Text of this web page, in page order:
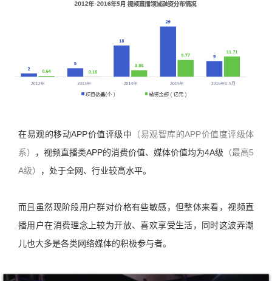
在易观的移动APP价值评级中 （易观智库的APP价值度评级体
系）
，视频直播类APP的消费价值、媒体价值均为4A级 （最高5
A级）
，处于全网、行业较高水平。
而且虽然现阶段用户群对价格有些敏感，但整体来看，视频直
播用户在消费理念上较为开放、喜欢享受生活，同时这波弄潮
儿也大多是各类网络媒体的积极参与者。